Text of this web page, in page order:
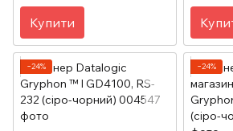
Купити
−24% −24%